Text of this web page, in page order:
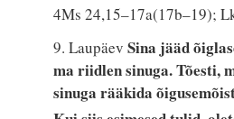
4Ms 24,15–17a(17b–19);
9. LaupäevSina jääd
ma riidlen sinuga. Tõesti,
sinuga rääkida